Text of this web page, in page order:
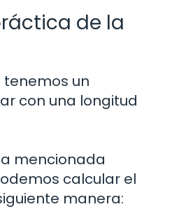
de la
un
con una longitud
mencionada
calcular el
manera: